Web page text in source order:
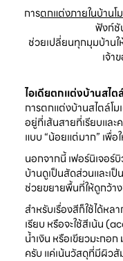
การตกแต่งภายในบ้านโ
ฟังก์ชั
ช่วยเปลี่ยนทุกมุมบ้านใ
เจ้า
ไอเดียตกแต่งบ้านสไต
การตกแต่งบ้านสไตล์โม
อยู่ที่เส้นสายที่เรียบแล
แบบ “น้อยแต่มาก” เพื่อ
นอกจากนี้ เฟอร์นิเจอร์
บ้านดูเป็นสัดส่วนและเ
ช่วยขยายพื้นที่ให้ดูกว้า
สำหรับเรื่องสีก็ใช้ได้หล
เรียบ หรือจะใช้สีเน้น
น้ำเงิน หรือเขียวมะกอ
ครับ แค่เน้นวัสดุที่มีผิวสั